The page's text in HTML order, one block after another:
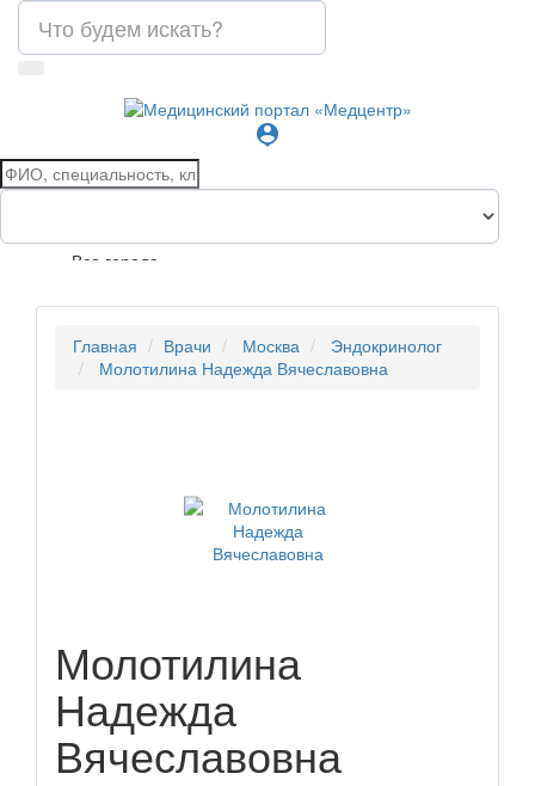
person_pin
Все города
Главная Врачи Москва
Эндокринолог
Молотилина Надежда Вячеславовна
Молотилина
Надежда
Вячеславовна